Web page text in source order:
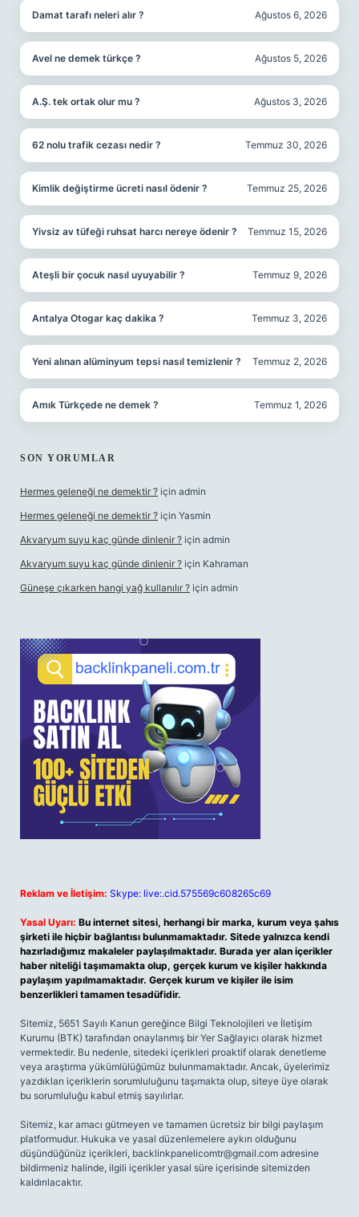
Damat tarafı neleri alır ? Ağustos 6, 2026
Avel ne demek türkçe ? Ağustos 5, 2026
A.Ş. tek ortak olur mu ? Ağustos 3, 2026
62 nolu trafik cezası nedir ? Temmuz 30, 2026
Kimlik değiştirme ücreti nasıl ödenir ? Temmuz 25, 2026
Yivsiz av tüfeği ruhsat harcı nereye ödenir ? Temmuz 15, 2026
Ateşli bir çocuk nasıl uyuyabilir ? Temmuz 9, 2026
Antalya Otogar kaç dakika ? Temmuz 3, 2026
Yeni alınan alüminyum tepsi nasıl temizlenir ? Temmuz 2, 2026
Amık Türkçede ne demek ? Temmuz 1, 2026
SON YORUMLAR
Hermes geleneği ne demektir ? için admin
Hermes geleneği ne demektir ? için Yasmin
Akvaryum suyu kaç günde dinlenir ? için admin
Akvaryum suyu kaç günde dinlenir ? için Kahraman
Güneşe çıkarken hangi yağ kullanılır ? için admin
Reklam ve İletişim: Skype: live:.cid.575569c608265c69
Yasal Uyarı: Bu internet sitesi, herhangi bir marka, kurum veya şahıs
şirketi ile hiçbir bağlantısı bulunmamaktadır. Sitede yalnızca kendi
hazırladığımız makaleler paylaşılmaktadır. Burada yer alan içerikler
haber niteliği taşımamakta olup, gerçek kurum ve kişiler hakkında
paylaşım yapılmamaktadır. Gerçek kurum ve kişiler ile isim
benzerlikleri tamamen tesadüfidir.
Sitemiz, 5651 Sayılı Kanun gereğince Bilgi Teknolojileri ve İletişim
Kurumu (BTK) tarafından onaylanmış bir Yer Sağlayıcı olarak hizmet
vermektedir. Bu nedenle, sitedeki içerikleri proaktif olarak denetleme
veya araştırma yükümlülüğümüz bulunmamaktadır. Ancak, üyelerimiz
yazdıkları içeriklerin sorumluluğunu taşımakta olup, siteye üye olarak
bu sorumluluğu kabul etmiş sayılırlar.
Sitemiz, kar amacı gütmeyen ve tamamen ücretsiz bir bilgi paylaşım
platformudur. Hukuka ve yasal düzenlemelere aykırı olduğunu
düşündüğünüz içerikleri, backlinkpanelicomtr@gmail.com adresine
bildirmeniz halinde, ilgili içerikler yasal süre içerisinde sitemizden
kaldırılacaktır.